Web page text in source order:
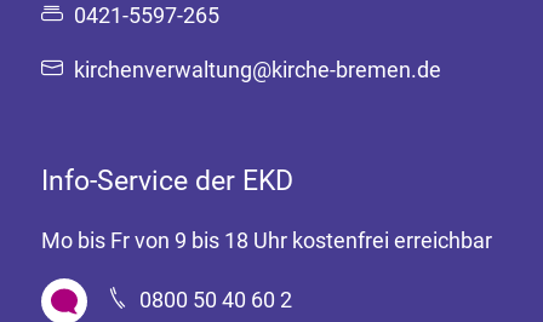
0421-5597-265
kirchenverwaltung@kirche-bremen.de
Info-Service der EKD
Mo bis Fr von 9 bis 18 Uhr kostenfrei erreichbar
0800 50 40 60 2